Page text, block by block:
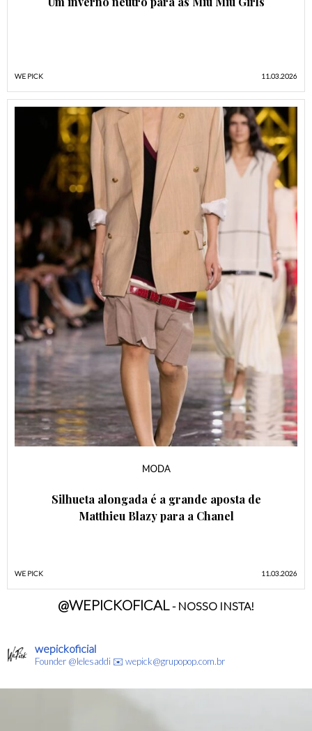
11.03.2026
WE PICK
MODA
Silhueta alongada é a grande aposta de
Matthieu Blazy para a Chanel
11.03.2026
WE PICK
@WEPICKOFICAL- NOSSO INSTA!
wepickoficial
Founder @lelesaddi ✉️ wepick@grupopop.com.br